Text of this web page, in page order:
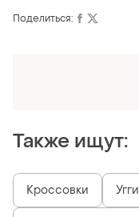
Поделиться:
Также ищут:
Кроссовки Угги